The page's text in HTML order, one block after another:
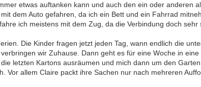
etwas auftanken kann und auch den ein oder anderen
dem Auto gefahren, da ich ein Bett und ein Fahrrad
ich meistens mit dem Zug, da die Verbindung doch sehr
Die Kinder fragen jetzt jeden Tag, wann endlich die
wir Zuhause. Dann geht es für eine Woche in
letzten Kartons ausräumen und mich dann um den
Vor allem Claire packt ihre Sachen nur nach mehreren